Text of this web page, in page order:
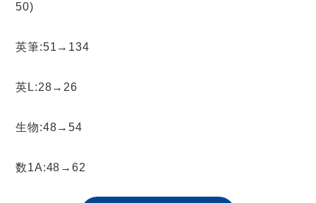
50)
英筆:51→134
英L:28→26
生物:48→54
数1A:48→62